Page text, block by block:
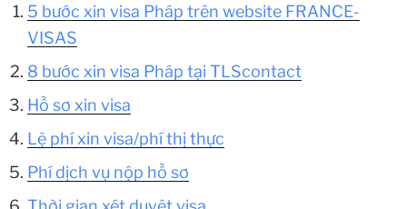
5 bước xin visa Pháp trên website FRANCE-
VISAS
8 bước xin visa Pháp tại TLScontact
Hồ sơ xin visa
Lệ phí xin visa/phí thị thực
Phí dịch vụ nộp hồ sơ